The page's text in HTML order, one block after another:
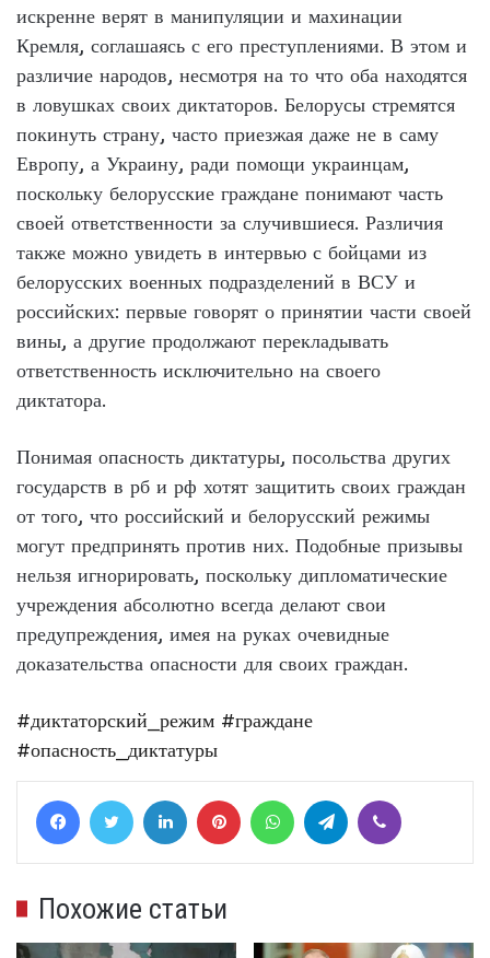
искренне верят в манипуляции и махинации
Кремля, соглашаясь с его преступлениями. В этом и
различие народов, несмотря на то что оба находятся
в ловушках своих диктаторов. Белорусы стремятся
покинуть страну, часто приезжая даже не в саму
Европу, а Украину, ради помощи украинцам,
поскольку белорусские граждане понимают часть
своей ответственности за случившиеся. Различия
также можно увидеть в интервью с бойцами из
белорусских военных подразделений в ВСУ и
российских: первые говорят о принятии части своей
вины, а другие продолжают перекладывать
ответственность исключительно на своего
диктатора.
Понимая опасность диктатуры, посольства других
государств в рб и рф хотят защитить своих граждан
от того, что российский и белорусский режимы
могут предпринять против них. Подобные призывы
нельзя игнорировать, поскольку дипломатические
учреждения абсолютно всегда делают свои
предупреждения, имея на руках очевидные
доказательства опасности для своих граждан.
#диктаторский_режим #граждане
#опасность_диктатуры
FacebookTwitter LinkedIn Pinterest WhatsAppTelegram
Похожие статьи